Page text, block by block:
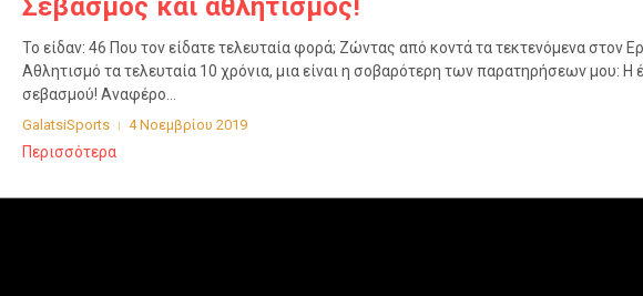
Σεβασμός και αθλητισμός!
Το είδαν: 46 Που τον είδατε τελευταία φορά; Ζώντας από κοντά τα τεκτενόμενα στον
Αθλητισμό τα τελευταία 10 χρόνια, μια είναι η σοβαρότερη των παρατηρήσεων μου: Η
σεβασμού! Αναφέρο...
GalatsiSports 4 Νοεμβρίου 2019
Περισσότερα